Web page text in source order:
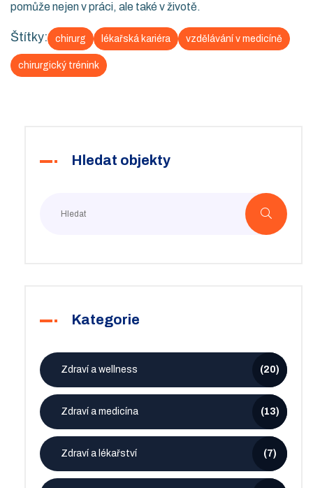
pomůže nejen v práci, ale také v životě.
Štítky: chirurg lékařská kariéra vzdělávání v medicíně
chirurgický trénink
Hledat objekty
Kategorie
Zdraví a wellness (20)
Zdraví a medicína (13)
Zdraví a lékařství (7)